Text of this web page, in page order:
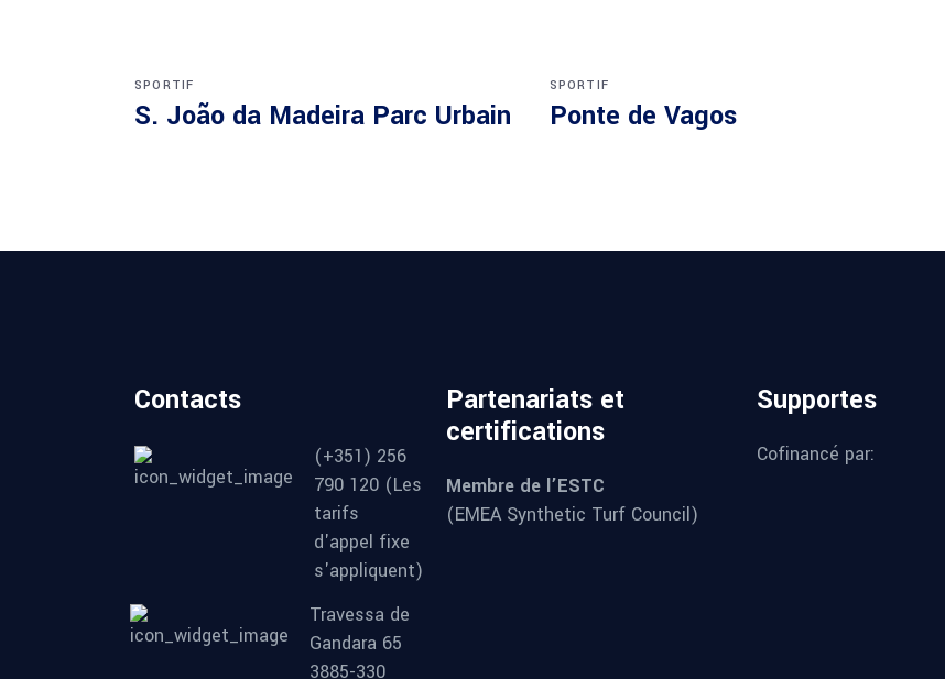
SPORTIF
S. João da Madeira Parc Urbain
SPORTIF
Ponte de Vagos
Contacts
(+351) 256
790 120 (Les
tarifs
d'appel fixe
s'appliquent)
Travessa de
Gandara 65
3885-330
Partenariats et
certifications
Membre de l’ESTC
(EMEA Synthetic Turf Council)
Supportes
Cofinancé par: